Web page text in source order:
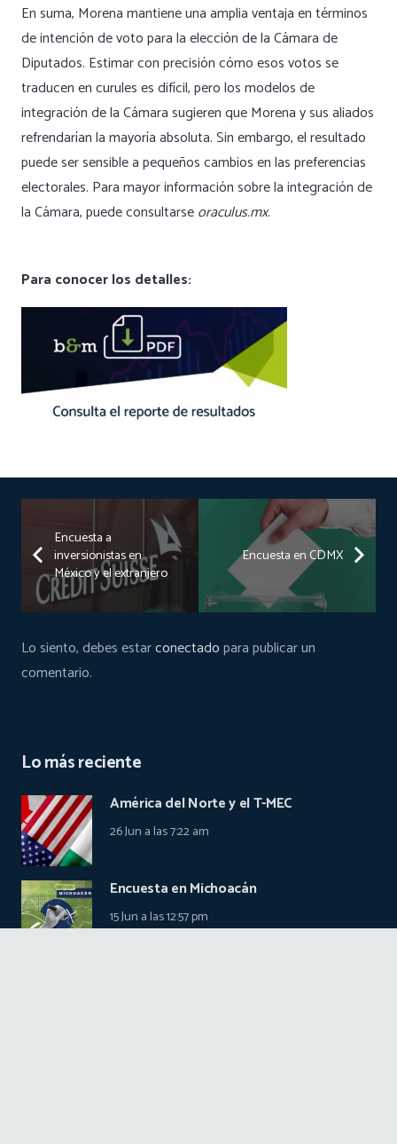
En suma, Morena mantiene una amplia ventaja en términos
de intención de voto para la elección de la Cámara de
Diputados. Estimar con precisión cómo esos votos se
traducen en curules es difícil, pero los modelos de
integración de la Cámara sugieren que Morena y sus aliados
refrendarían la mayoría absoluta. Sin embargo, el resultado
puede ser sensible a pequeños cambios en las preferencias
electorales. Para mayor información sobre la integración de
la Cámara, puede consultarseoraculus.mx.
Para conocer los detalles:
Encuesta a
inversionistas en
México y el extranjero
Encuesta en CDMX
Lo siento, debes estarconectadopara publicar un
comentario.
Lo más reciente
América del Norte y el T-MEC
26 Jun a las 7:22 am
Encuesta en Michoacán
15 Jun a las 12:57 pm